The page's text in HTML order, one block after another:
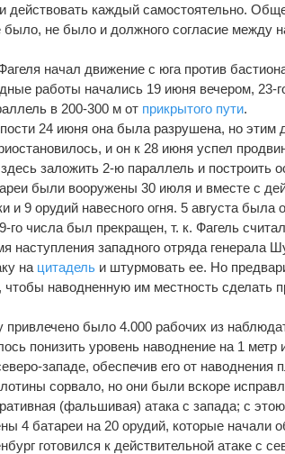
каждый самостоятельно.
было, не было и должного согласие между
начал движение с юга против
работы начались 19 июня вечером, 23-
в 200-300 м от прикрытого пути.
24 июня она была разрушена, но этим
и он к 28 июня успел
заложить 2-ю параллель и построить
были вооружены 30 июля и вместе с
9 орудий навесного огня. 5 августа была
го числа был прекращен, т. к. Фагель
наступления западного отряда генерала
на цитадель и штурмовать ее. Но
чтобы наводненную им местность сделать
было 4.000 рабочих из
понизить уровень наводнение на 1 метр
западе, обеспечив его от наводнения
сорвало, но они были вскоре
(фальшивая) атака с запада; с
4 батареи на 20 орудий, которые начали
готовился к действительной атаке с